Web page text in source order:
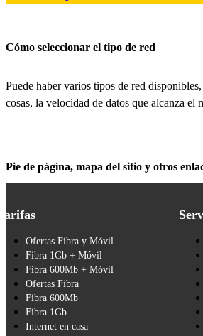
Cómo seleccionar el tipo de red
Puede haber varios tipos de red
cosas, la velocidad de datos que alcanza el
Pie de página, mapa del sitio y otros
Ofertas Fibra y Móvil
Fibra 1Gb + Móvil
Fibra 600Mb + Móvil
Ofertas Fibra
Fibra 600Mb
Fibra 1Gb
Internet en casa